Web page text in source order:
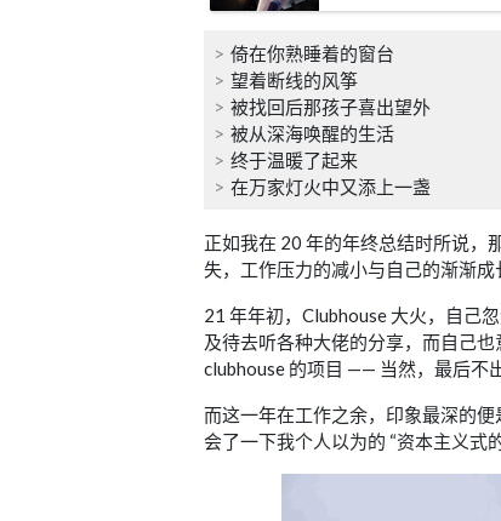
倚在你熟睡着的窗台
望着断线的风筝
被找回后那孩子喜出望外
被从深海唤醒的生活
终于温暖了起来
在万家灯火中又添上一盏
正如我在 20 年的年终总结时所说，
失，工作压力的减小与自己的渐渐成
21 年年初，Clubhouse 大火，自己
及待去听各种大佬的分享，而自己
clubhouse 的项目 —— 当然，最后不
而这一年在工作之余，印象最深的
会了一下我个人以为的 “资本主义式的